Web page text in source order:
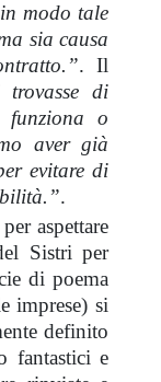
modo tale
sia causa
. Il
di
o
aver già
evitare di
.
aspettare
Sistri per
di poema
imprese) si
definito
fantastici e